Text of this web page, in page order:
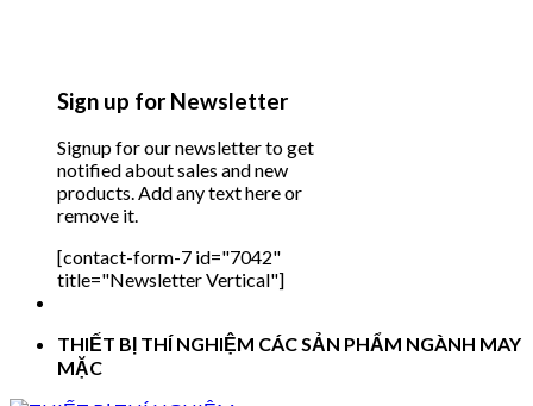
Sign up for Newsletter
Signup for our newsletter to get
notified about sales and new
products. Add any text here or
remove it.
[contact-form-7 id="7042"
title="Newsletter Vertical"]
THIẾT BỊ THÍ NGHIỆM CÁC SẢN PHẨM NGÀNH MAY
MẶC